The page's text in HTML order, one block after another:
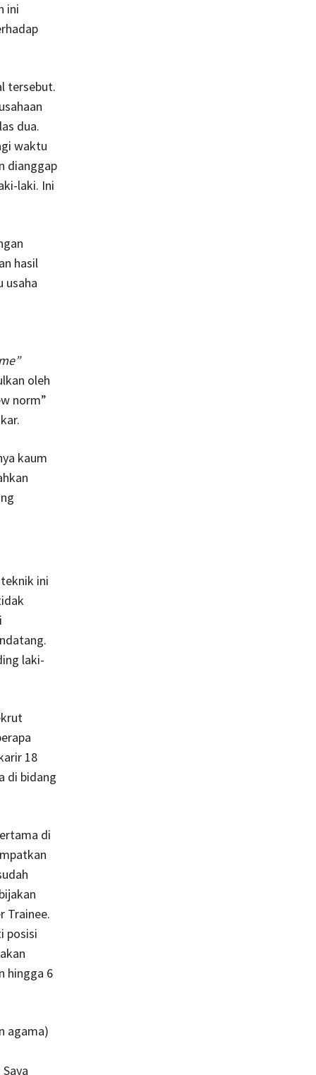
ini
tersebut.
dua.
waktu
dianggap
laki. Ini
hasil
usaha
oleh
norm”
kaum
ini
laki-
18
di bidang
di
Trainee.
posisi
hingga 6
agama)